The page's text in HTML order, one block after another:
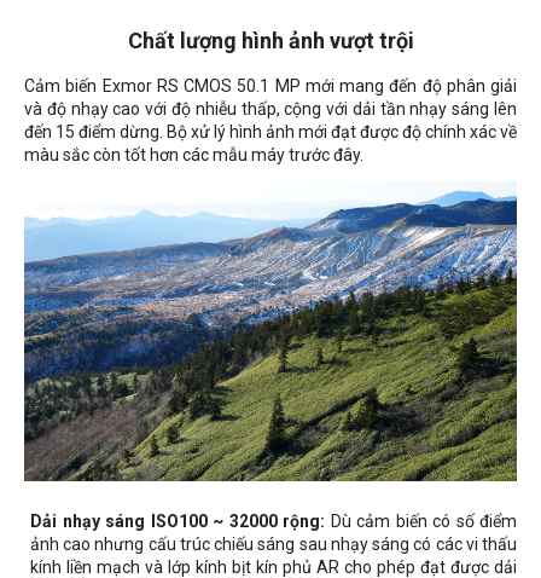
Chất lượng hình ảnh vượt trội
Cảm biến Exmor RS CMOS 50.1 MP mới mang đến độ phân giải
và độ nhạy cao với độ nhiễu thấp, cộng với dải tần nhạy sáng lên
đến 15 điểm dừng. Bộ xử lý hình ảnh mới đạt được độ chính xác về
màu sắc còn tốt hơn các mẫu máy trước đây.
Dải nhạy sáng ISO100 ~ 32000 rộng: Dù cảm biến có số điểm
ảnh cao nhưng cấu trúc chiếu sáng sau nhạy sáng có các vi thấu
kính liền mạch và lớp kính bịt kín phủ AR cho phép đạt được dải